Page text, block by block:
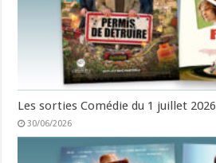
Les sorties Comédie du 1 juillet 2026
30/06/2026